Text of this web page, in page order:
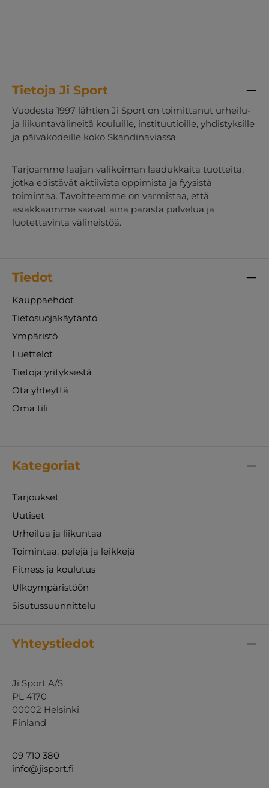
Tietoja Ji Sport
Vuodesta 1997 lähtien Ji Sport on toimittanut urheilu-
ja liikuntavälineitä kouluille, instituutioille, yhdistyksille
ja päiväkodeille koko Skandinaviassa.
Tarjoamme laajan valikoiman laadukkaita tuotteita,
jotka edistävät aktiivista oppimista ja fyysistä
toimintaa. Tavoitteemme on varmistaa, että
asiakkaamme saavat aina parasta palvelua ja
luotettavinta välineistöä.
Tiedot
Kauppaehdot
Tietosuojakäytäntö
Ympäristö
Luettelot
Tietoja yrityksestä
Ota yhteyttä
Oma tili
Kategoriat
Tarjoukset
Uutiset
Urheilua ja liikuntaa
Toimintaa, pelejä ja leikkejä
Fitness ja koulutus
Ulkoympäristöön
Sisutussuunnittelu
Yhteystiedot
Ji Sport A/S
PL 4170
00002 Helsinki
Finland
09 710 380
info@jisport.fi